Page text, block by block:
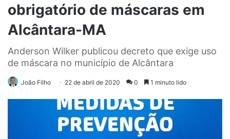
obrigatório de máscaras em
Alcântara-MA
Anderson Wilker publicou decreto que exige uso
de máscara no município de Alcântara
João Filho 22 de abril de 2020 0 1 minuto lido